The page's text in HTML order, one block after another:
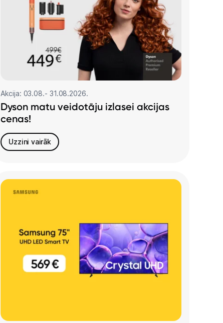
Akcija: 03.08.- 31.08.2026.
Dyson matu veidotāju izlasei akcijas
cenas!
Uzzini vairāk